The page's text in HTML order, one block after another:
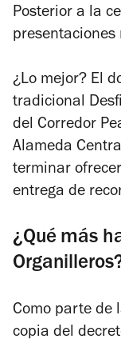
Posterior a la
presentaciones
¿Lo mejor? El
tradicional
del Corredor
Alameda
terminar
entrega de
¿Qué más
Como parte de
copia del